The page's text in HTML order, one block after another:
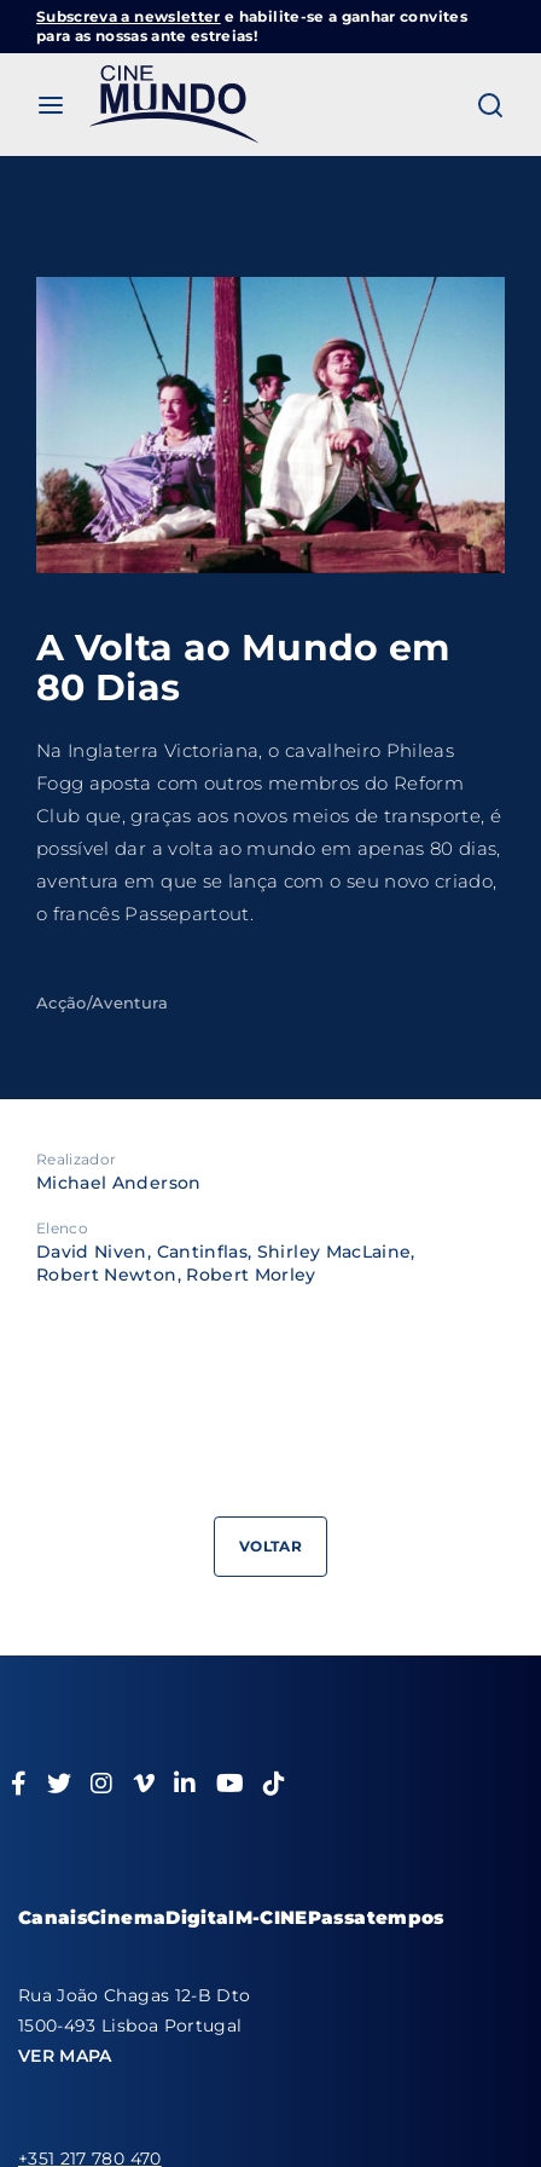
Subscreva a newsletter e habilite-se a ganhar convites
para as nossas ante estreias!
A Volta ao Mundo em
80 Dias
Na Inglaterra Victoriana, o cavalheiro Phileas
Fogg aposta com outros membros do Reform
Club que, graças aos novos meios de transporte, é
possível dar a volta ao mundo em apenas 80 dias,
aventura em que se lança com o seu novo criado,
o francês Passepartout.
Acção/Aventura
Realizador
Michael Anderson
Elenco
David Niven, Cantinflas, Shirley MacLaine,
Robert Newton, Robert Morley
VOLTAR
CanaisCinemaDigitalM-CINEPassatempos
Rua João Chagas 12-B Dto
1500-493 Lisboa Portugal
VER MAPA
+351 217 780 470
Cinemundo – Onde O Cinema Acontece
Login
Password
SIGN IN
Remember Me
Lost Your Password?
By signing in, you agree to
our terms and
conditionsand our privacy policy.